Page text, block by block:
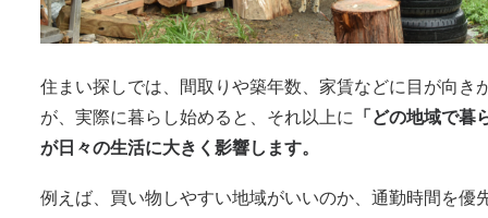
住まい探しでは、間取りや築年数、家賃などに目が向き
が、実際に暮らし始めると、それ以上に
「どの地域で暮
が日々の生活に大きく影響します。
例えば、買い物しやすい地域がいいのか、通勤時間を優